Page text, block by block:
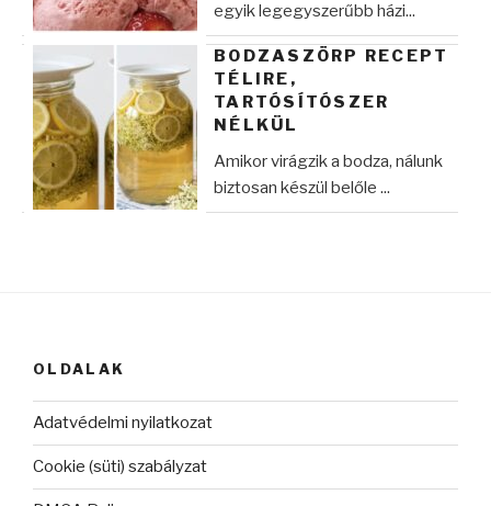
egyik legegyszerűbb házi...
BODZASZÖRP RECEPT
TÉLIRE,
TARTÓSÍTÓSZER
NÉLKÜL
Amikor virágzik a bodza, nálunk
biztosan készül belőle ...
OLDALAK
Adatvédelmi nyilatkozat
Cookie (süti) szabályzat